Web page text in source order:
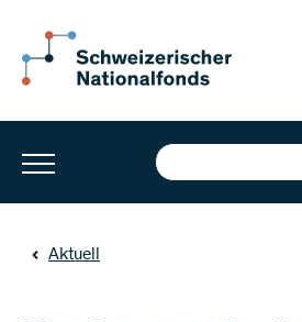
Aktuell